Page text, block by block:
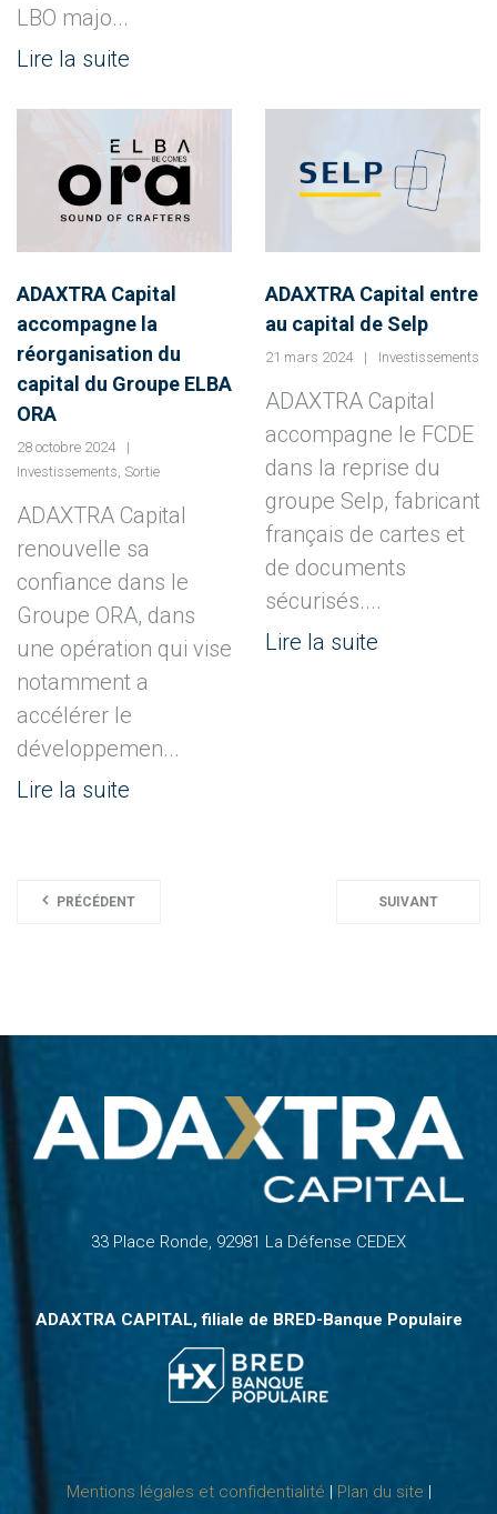
LBO majo...
Lire la suite
ADAXTRA Capital
accompagne la
réorganisation du
capital du Groupe ELBA
ORA
28 octobre 2024
Investissements, Sortie
ADAXTRA Capital
renouvelle sa
confiance dans le
Groupe ORA, dans
une opération qui vise
notamment a
accélérer le
développemen...
Lire la suite
ADAXTRA Capital entre
au capital de Selp
21 mars 2024 Investissements
ADAXTRA Capital
accompagne le FCDE
dans la reprise du
groupe Selp, fabricant
français de cartes et
de documents
sécurisés....
Lire la suite
PRÉCÉDENT SUIVANT
33 Place Ronde, 92981 La Défense CEDEX
ADAXTRA CAPITAL, filiale de BRED-Banque Populaire
Mentions légales et confidentialité | Plan du site |